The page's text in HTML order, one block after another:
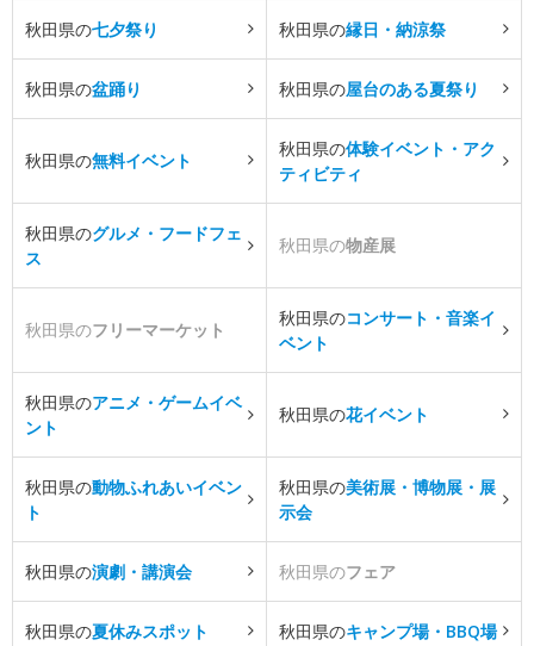
秋田県の七夕祭り 秋田県の縁日・納涼祭
秋田県の盆踊り 秋田県の屋台のある夏祭り
秋田県の無料イベント
秋田県の体験イベント・アク
ティビティ
秋田県のグルメ・フードフェ
ス
秋田県の物産展
秋田県のフリーマーケット
秋田県のコンサート・音楽イ
ベント
秋田県のアニメ・ゲームイベ
ント
秋田県の花イベント
秋田県の動物ふれあいイベン
ト
秋田県の美術展・博物展・展
示会
秋田県の演劇・講演会 秋田県のフェア
秋田県の夏休みスポット 秋田県のキャンプ場・BBQ場